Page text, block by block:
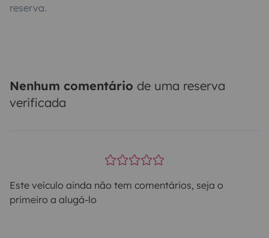
reserva.
Nenhum comentário de uma reserva
verificada
Este veículo ainda não tem comentários, seja o
primeiro a alugá-lo